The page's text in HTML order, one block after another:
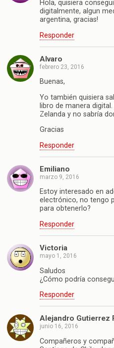
Hola, quisiera
digitalmente, algun
argentina, gracias!
Responder
Alvaro
febrero 23, 2016
Buenas,
Yo también quisiera
libro de manera
Zelanda y no sabría
Gracias
Responder
Emiliano
marzo 9, 2016
Estoy interesado en
electrónico, no tengo
para obtenerlo?
Responder
Victoria
mayo 1, 2016
Saludos
¿Cómo podría
Responder
Alejandro Gutierrez
junio 16, 2016
Compañeros y